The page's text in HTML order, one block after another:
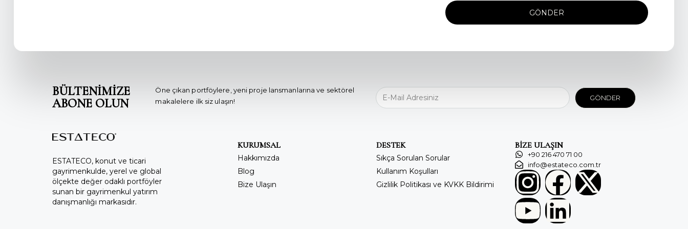
GÖNDER
BÜLTENİMİZE
ABONE OLUN
Öne çıkan portföylere, yeni proje lansmanlarına ve sektörel
makalelere ilk siz ulaşın!
GÖNDER
ESTATECO, konut ve ticari
gayrimenkulde, yerel ve global
ölçekte değer odaklı portföyler
sunan bir gayrimenkul yatırım
danışmanlığı markasıdır.
KURUMSAL
Hakkımızda
Blog
Bize Ulaşın
DESTEK
Sıkça Sorulan Sorular
Kullanım Koşulları
Gizlilik Politikası ve KVKK Bildirimi
BİZE ULAŞIN
+90 216 470 71 00
info@estateco.com.tr